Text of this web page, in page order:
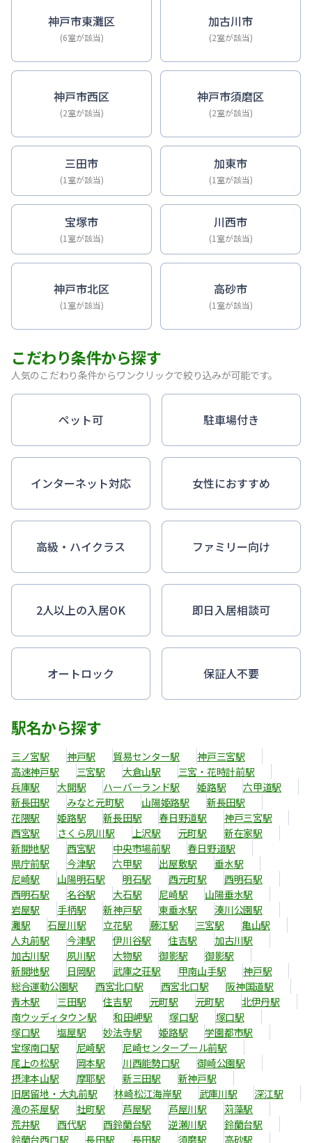
神戸市東灘区
(6室が該当)
加古川市
(2室が該当)
神戸市西区
(2室が該当)
神戸市須磨区
(2室が該当)
三田市
(1室が該当)
加東市
(1室が該当)
宝塚市
(1室が該当)
川西市
(1室が該当)
神戸市北区
(1室が該当)
高砂市
(1室が該当)
こだわり条件から探す
人気のこだわり条件からワンクリックで絞り込みが可能です。
ペット可 駐車場付き
インターネット対応 女性におすすめ
高級・ハイクラス ファミリー向け
2人以上の入居OK 即日入居相談可
オートロック 保証人不要
駅名から探す
三ノ宮駅 神戸駅 貿易センター駅
神戸三宮駅
高速神戸駅
三宮駅 大倉山駅
三宮・花時計前駅
兵庫駅
大開駅 ハーバーランド駅 姫路駅
六甲道駅
新長田駅
みなと元町駅 山陽姫路駅
新長田駅
花隈駅
姫路駅 新長田駅 春日野道駅
神戸三宮駅
西宮駅
さくら夙川駅 上沢駅 元町駅
新在家駅
新開地駅
西宮駅 中央市場前駅
春日野道駅
県庁前駅
今津駅 六甲駅 出屋敷駅
垂水駅
尼崎駅
山陽明石駅 明石駅 西元町駅
西明石駅
西明石駅
名谷駅 大石駅 尼崎駅
山陽垂水駅
岩屋駅
手柄駅 新神戸駅 東垂水駅
湊川公園駅
灘駅
石屋川駅 立花駅 藤江駅 三宮駅
亀山駅
人丸前駅
今津駅 伊川谷駅 住吉駅
加古川駅
加古川駅
夙川駅 大物駅 御影駅
御影駅
新開地駅
日岡駅 武庫之荘駅 甲南山手駅
神戸駅
総合運動公園駅
西宮北口駅 西宮北口駅
阪神国道駅
青木駅
三田駅 住吉駅 元町駅 元町駅
北伊丹駅
南ウッディタウン駅
和田岬駅 塚口駅
塚口駅
塚口駅
塩屋駅 妙法寺駅 姫路駅
学園都市駅
宝塚南口駅
尼崎駅
尼崎センタープール前駅
尾上の松駅
岡本駅 川西能勢口駅
御崎公園駅
摂津本山駅
摩耶駅 新三田駅
新神戸駅
旧居留地・大丸前駅
林崎松江海岸駅 武庫川駅
深江駅
滝の茶屋駅
社町駅 芦屋駅 芦屋川駅
苅藻駅
荒井駅
西代駅 西鈴蘭台駅 逆瀬川駅
鈴蘭台駅
鈴蘭台西口駅
長田駅 長田駅 須磨駅 高砂駅